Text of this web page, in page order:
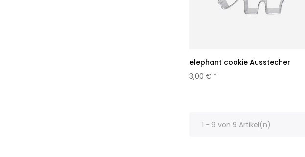
elephant cookie Ausstecher
3,00 € *
1 - 9 von 9 Artikel(n)